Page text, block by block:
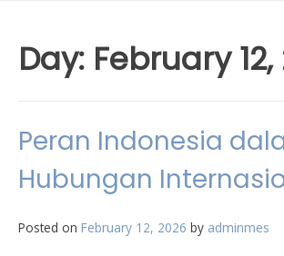
Day: February
Peran Indonesia
Hubungan
Posted on February 12, 2026 by adminmes